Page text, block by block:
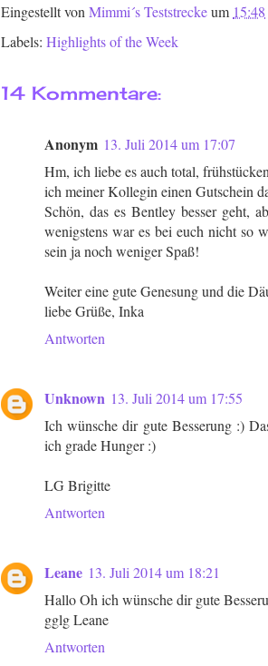
Eingestellt von Mimmi´s Teststreckeum 15:48
Labels: Highlights of the Week
14 Kommentare:
Anonym 13. Juli 2014 um 17:07
Hm, ich liebe es auch total,
ich meiner Kollegin einen Gutschein
Schön, das es Bentley besser geht,
wenigstens war es bei euch nicht so
sein ja noch weniger Spaß!
Weiter eine gute Genesung und die
liebe Grüße, Inka
Antworten
Unknown 13. Juli 2014 um 17:55
Ich wünsche dir gute Besserung :)
ich grade Hunger :)
LG Brigitte
Antworten
Leane 13. Juli 2014 um 18:21
Hallo Oh ich wünsche dir gute
gglg Leane
Antworten